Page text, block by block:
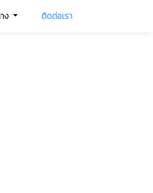
ง ติดต่อเรา